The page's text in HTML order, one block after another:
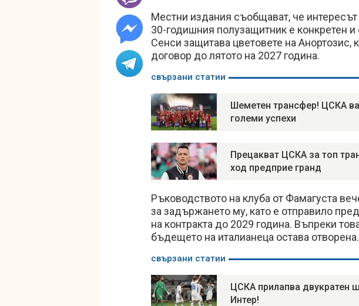
Местни издания съобщават, че
30-годишния полузащитник е конкретен
Сенси защитава цветовете на
договор до лятото на 2027 година.
свързани статии
Шеметен трансфер! ЦСКА
големи успехи
Прецакват ЦСКА за топ
ход предприе гранд
Ръководството на клуба от Фамагуста
за задържането му, като е отправило
на контракта до 2029 година. Въпреки
бъдещето на италианеца остава отворена.
свързани статии
ЦСКА прилапва двукратен
Интер!